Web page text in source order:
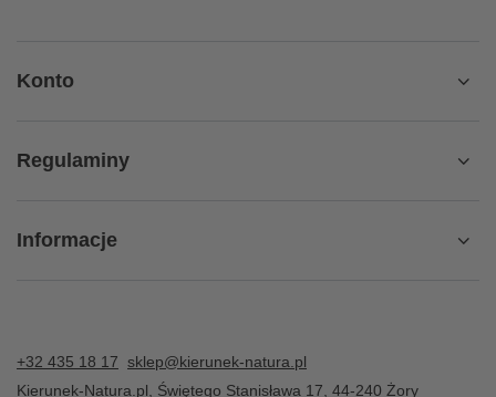
Konto
Regulaminy
Informacje
+32 435 18 17 sklep@kierunek-natura.pl
Kierunek-Natura.pl
Świętego Stanisława 17 44-240 Żory